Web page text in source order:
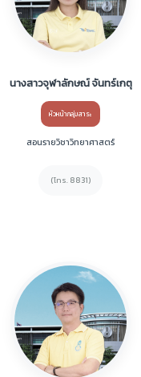
นางสาวจุฬาลักษณ์ จันทร์เกตุ
หัวหน้ากลุ่มสาระ
สอนรายวิชาวิทยาศาสตร์
(โทร. 8831)